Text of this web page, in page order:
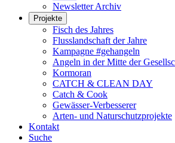
Newsletter Archiv
Projekte
Fisch des Jahres
Flusslandschaft der Jahre
Kampagne #gehangeln
Angeln in der Mitte der
Kormoran
CATCH & CLEAN DAY
Catch & Cook
Gewässer-Verbesserer
Arten- und Naturschutzprojekte
Kontakt
Suche